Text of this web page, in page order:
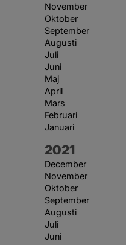
November
Oktober
September
Augusti
Juli
Juni
Maj
April
Mars
Februari
Januari
År:
2021
December
November
Oktober
September
Augusti
Juli
Juni